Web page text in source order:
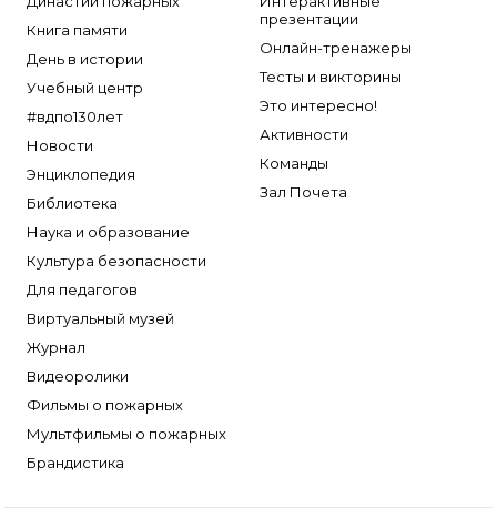
Книга памяти
День в истории
Учебный центр
#вдпо130лет
Новости
Энциклопедия
Библиотека
Наука и образование
Культура безопасности
Для педагогов
Виртуальный музей
Журнал
Видеоролики
Фильмы о пожарных
Мультфильмы о пожарных
Брандистика
презентации
Онлайн-тренажеры
Тесты и викторины
Это интересно!
Активности
Команды
Зал Почета